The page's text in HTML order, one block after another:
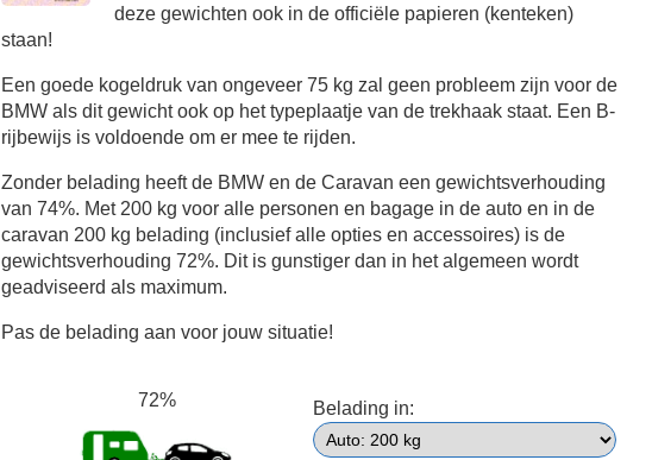
deze gewichten ook in de officiële papieren (kenteken)
staan!
Een goede kogeldruk van ongeveer 75 kg zal geen probleem zijn voor de
BMW als dit gewicht ook op het typeplaatje van de trekhaak staat. Een B-
rijbewijs is voldoende om er mee te rijden.
Zonder belading heeft de BMW en de Caravan een gewichtsverhouding
van 74%. Met 200 kg voor alle personen en bagage in de auto en in de
caravan 200 kg belading (inclusief alle opties en accessoires) is de
gewichtsverhouding 72%. Dit is gunstiger dan in het algemeen wordt
geadviseerd als maximum.
Pas de belading aan voor jouw situatie!
72% Belading in: